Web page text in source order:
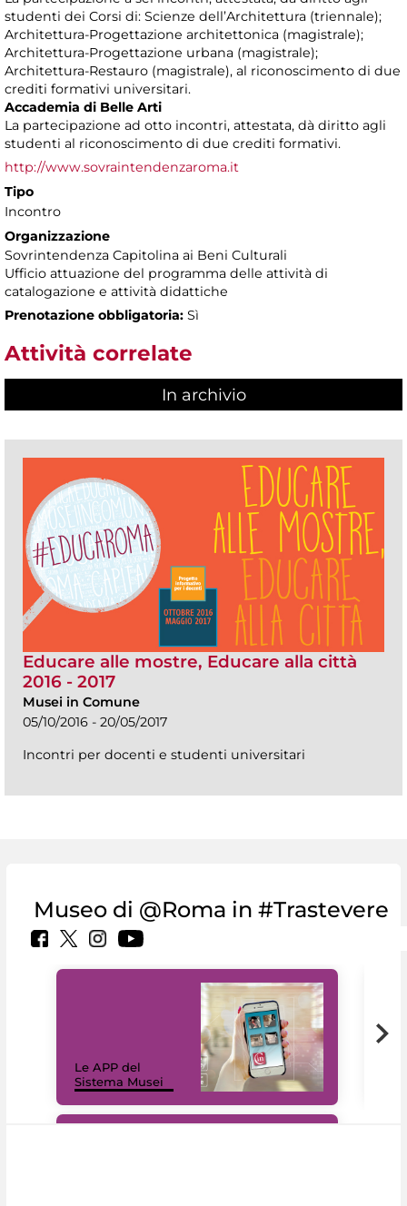
studenti dei Corsi di: Scienze dell’Architettura (triennale);
Architettura-Progettazione architettonica (magistrale);
Architettura-Progettazione urbana (magistrale);
Architettura-Restauro (magistrale), al riconoscimento di due
crediti formativi universitari.
Accademia di Belle Arti
La partecipazione ad otto incontri, attestata, dà diritto agli
studenti al riconoscimento di due crediti formativi.
http://www.sovraintendenzaroma.it
Tipo
Incontro
Organizzazione
Sovrintendenza Capitolina ai Beni Culturali
Ufficio attuazione del programma delle attività di
catalogazione e attività didattiche
Prenotazione obbligatoria: Sì
Attività correlate
In archivio
Educare alle mostre, Educare alla città
2016 - 2017
Musei in Comune
05/10/2016 - 20/05/2017
Incontri per docenti e studenti universitari
Museo di @Roma in #Trastevere
Le APP del
Sistema Musei